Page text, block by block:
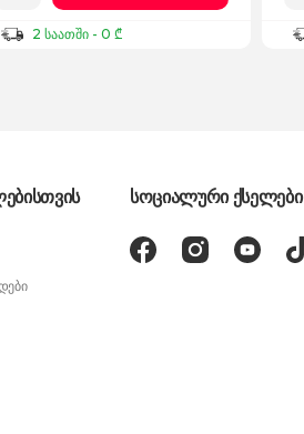
2 საათში - 0 ₾
სოციალური ქსელები